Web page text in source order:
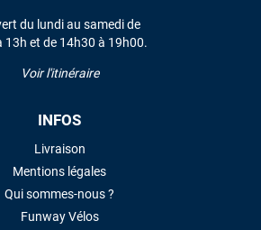
du lundi au samedi de
13h et de 14h30 à 19h00.
Voir l'itinéraire
INFOS
Livraison
Mentions légales
Qui sommes-nous ?
Funway Vélos